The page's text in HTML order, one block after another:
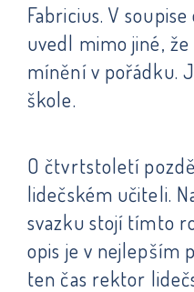
Fabricius. V
uvedl mimo jiné,
mínění v pořádku.
škole.
O čtvrtstoletí
lidečském učiteli.
svazku stojí tímto
opis je v nejlepším
ten čas rektor